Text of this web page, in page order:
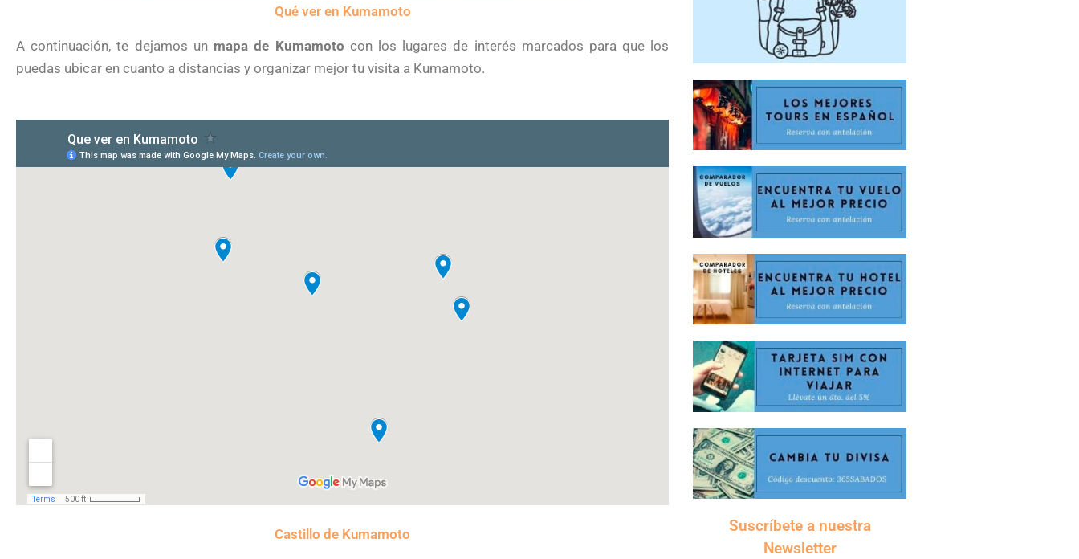
Qué ver en Kumamoto
A continuación, te dejamos un mapa de Kumamoto con los lugares de interés marcados para que los
puedas ubicar en cuanto a distancias y organizar mejor tu visita a Kumamoto.
Castillo de Kumamoto
Suscríbete a nuestra
Newsletter